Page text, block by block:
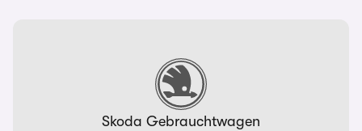
Skoda Gebrauchtwagen